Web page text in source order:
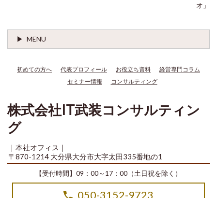
オ」
MENU
初めての方へ 代表プロフィール お役立ち資料
経営専門コラム
セミナー情報
コンサルティング
株式会社IT武装コンサルティン
グ
｜本社オフィス｜
〒870-1214 大分県大分市大字太田335番地の1
【受付時間】09：00～17：00（土日祝を除く）
050-3152-9723